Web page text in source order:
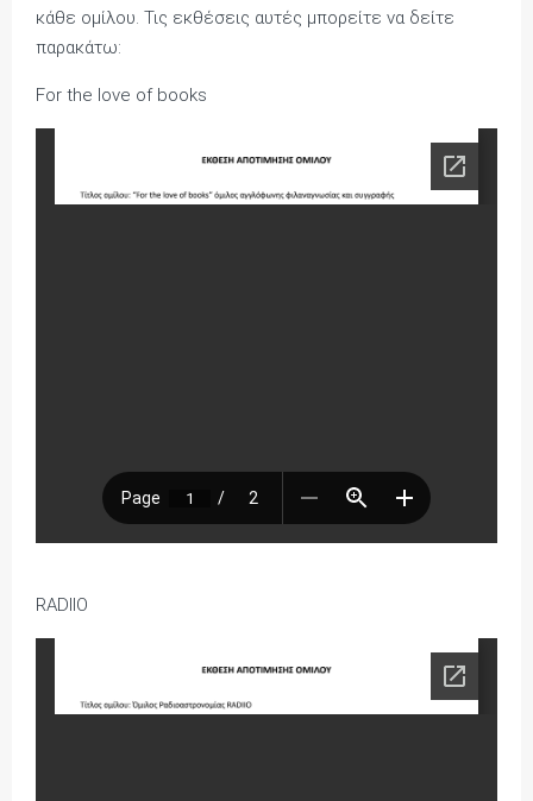
κάθε ομίλου. Τις εκθέσεις αυτές μπορείτε να δείτε
παρακάτω:
For the love of books
RADIIO